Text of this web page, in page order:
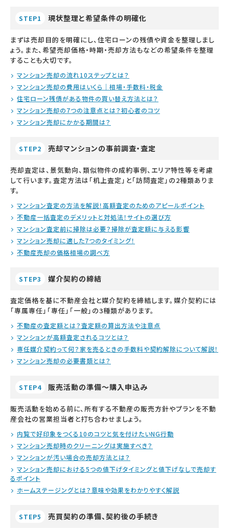
STEP1 現状整理と希望条件の明確化
まずは売却目的を明確にし、住宅ローンの残債や資金を整理しまし
ょう。また、希望売却価格・時期・売却方法もなどの希望条件を整理
することも大切です。
マンション売却の流れ10ステップとは？
マンション売却の費用はいくら｜相場・手数料・税金
住宅ローン残債がある物件の買い替え方法とは？
マンション売却の7つの注意点とは？初心者のコツ
マンション売却にかかる期間は？
STEP2 売却マンションの事前調査・査定
売却査定は、景気動向、類似物件の成約事例、エリア特性等を考慮
して行います。査定方法は「机上査定」と「訪問査定」の2種類ありま
す。
マンション査定の方法を解説！高額査定のためのアピールポイント
不動産一括査定のデメリットと対処法！サイトの選び方
マンション査定前に掃除は必要？掃除が査定額に与える影響
マンション売却に適した7つのタイミング！
不動産売却の価格相場の調べ方
STEP3 媒介契約の締結
査定価格を基に不動産会社と媒介契約を締結します。媒介契約には
「専属専任」「専任」「一般」の3種類があります。
不動産の査定額とは？査定額の算出方法や注意点
マンションが高額査定されるコツとは？
専任媒介契約って何？家を売るときの手数料や契約解除について解説！
マンション売却の必要書類とは？
STEP4 販売活動の準備～購入申込み
販売活動を始める前に、所有する不動産の販売方針やプランを不動
産会社の営業担当者と打ち合わせましょう。
内覧で好印象をつくる10のコツと気を付けたいNG行動
マンション売却時のクリーニングは実施すべき？
マンションが汚い場合の売却方法とは？
マンション売却における5つの値下げタイミングと値下げなしで売却す
るポイント
ホームステージングとは？意味や効果をわかりやすく解説
STEP5 売買契約の準備、契約後の手続き